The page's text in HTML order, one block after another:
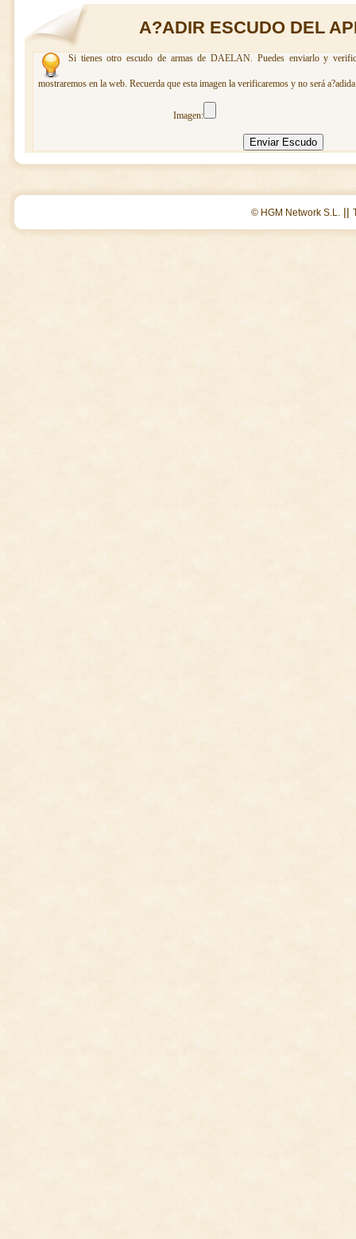
A?ADIR ESCUDO DEL
Si tienes otro escudo de armas de DAELAN. Puedes enviarlo y
mostraremos en la web. Recuerda que esta imagen la verificaremos y no será
Imagen:
© HGM Network S.L. ||